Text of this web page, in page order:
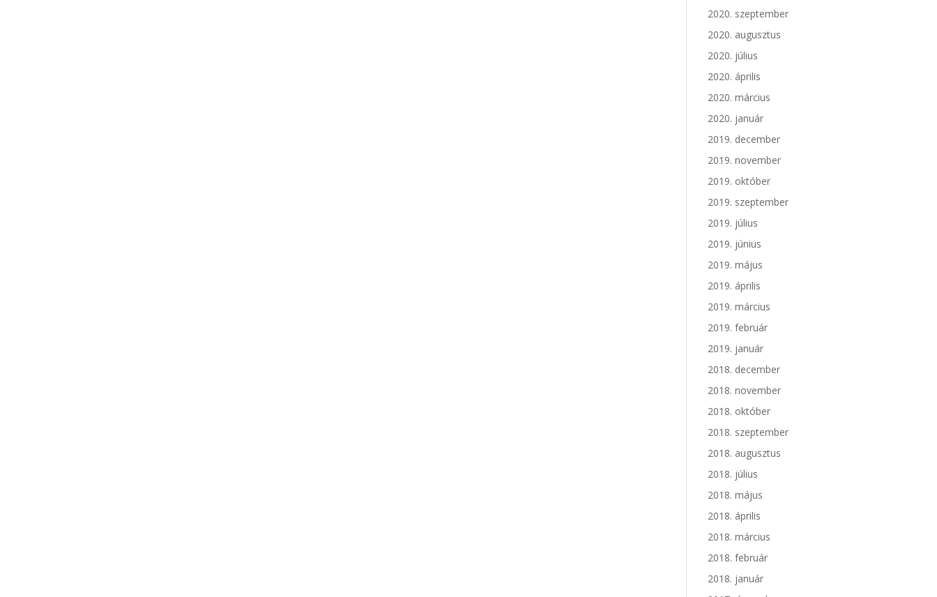
2020. szeptember
2020. augusztus
2020. július
2020. április
2020. március
2020. január
2019. december
2019. november
2019. október
2019. szeptember
2019. július
2019. június
2019. május
2019. április
2019. március
2019. február
2019. január
2018. december
2018. november
2018. október
2018. szeptember
2018. augusztus
2018. július
2018. május
2018. április
2018. március
2018. február
2018. január